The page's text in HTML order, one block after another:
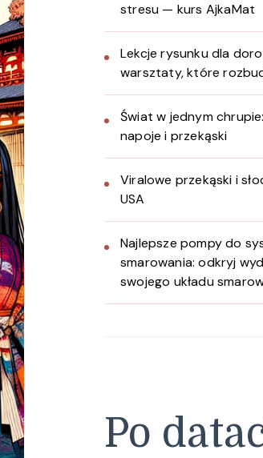
stresu — kurs AjkaMat
Lekcje rysunku dla
warsztaty, które
Świat w jednym
napoje i przekąski
Viralowe przekąski i
USA
Najlepsze pompy do
smarowania: odkryj
swojego układu
Po